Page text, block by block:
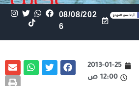
08/08/202
6
2013-01-25
12:00 ص